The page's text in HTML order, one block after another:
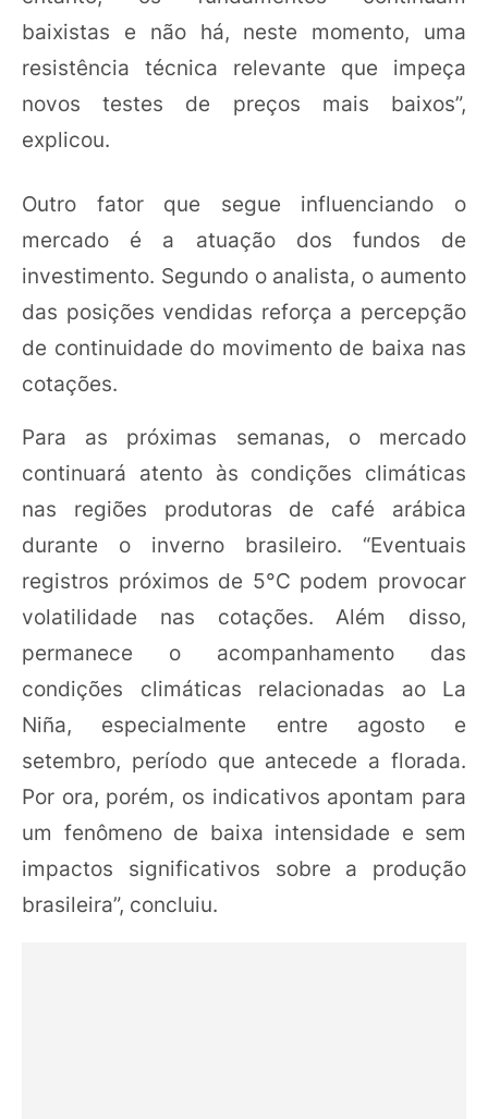
baixistas e não há, neste momento, uma
resistência técnica relevante que impeça
novos testes de preços mais baixos”,
explicou.
Outro fator que segue influenciando o
mercado é a atuação dos fundos de
investimento. Segundo o analista, o aumento
das posições vendidas reforça a percepção
de continuidade do movimento de baixa nas
cotações.
Para as próximas semanas, o mercado
continuará atento às condições climáticas
nas regiões produtoras de café arábica
durante o inverno brasileiro. “Eventuais
registros próximos de 5°C podem provocar
volatilidade nas cotações. Além disso,
permanece o acompanhamento das
condições climáticas relacionadas ao La
Niña, especialmente entre agosto e
setembro, período que antecede a florada.
Por ora, porém, os indicativos apontam para
um fenômeno de baixa intensidade e sem
impactos significativos sobre a produção
brasileira”, concluiu.